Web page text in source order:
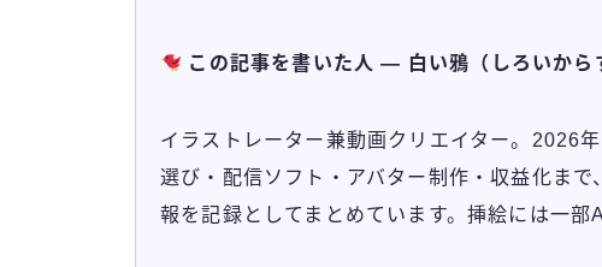
この記事を書いた人 — 白い鴉（しろいから
イラストレーター兼動画クリエイター。2026
選び・配信ソフト・アバター制作・収益化ま
報を記録としてまとめています。挿絵には一部